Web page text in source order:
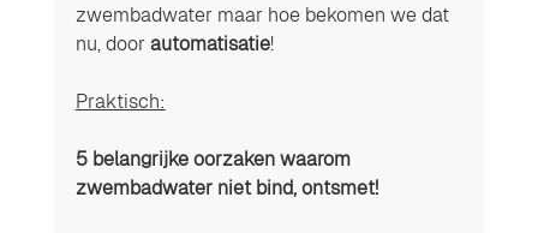
zwembadwater maar hoe bekomen we dat
nu, door automatisatie!
Praktisch:
5 belangrijke oorzaken waarom
zwembadwater niet bind, ontsmet!